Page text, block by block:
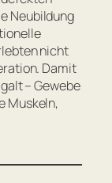
Neubildung
nicht
Damit
– Gewebe
Muskeln,